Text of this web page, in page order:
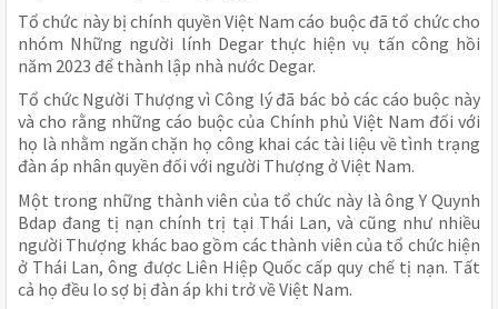
Tổ chức này bị chính quyền Việt Nam cáo buộc đã tổ chức cho
nhóm Những người lính Degar thực hiện vụ tấn công hồi
năm 2023 để thành lập nhà nước Degar.
Tổ chức Người Thượng vì Công lý đã bác bỏ các cáo buộc này
và cho rằng những cáo buộc của Chính phủ Việt Nam đối với
họ là nhằm ngăn chặn họ công khai các tài liệu về tình trạng
đàn áp nhân quyền đối với người Thượng ở Việt Nam.
Một trong những thành viên của tổ chức này là ông Y Quynh
Bdap đang tị nạn chính trị tại Thái Lan, và cũng như nhiều
người Thượng khác bao gồm các thành viên của tổ chức hiện
ở Thái Lan, ông được Liên Hiệp Quốc cấp quy chế tị nạn. Tất
cả họ đều lo sợ bị đàn áp khi trở về Việt Nam.